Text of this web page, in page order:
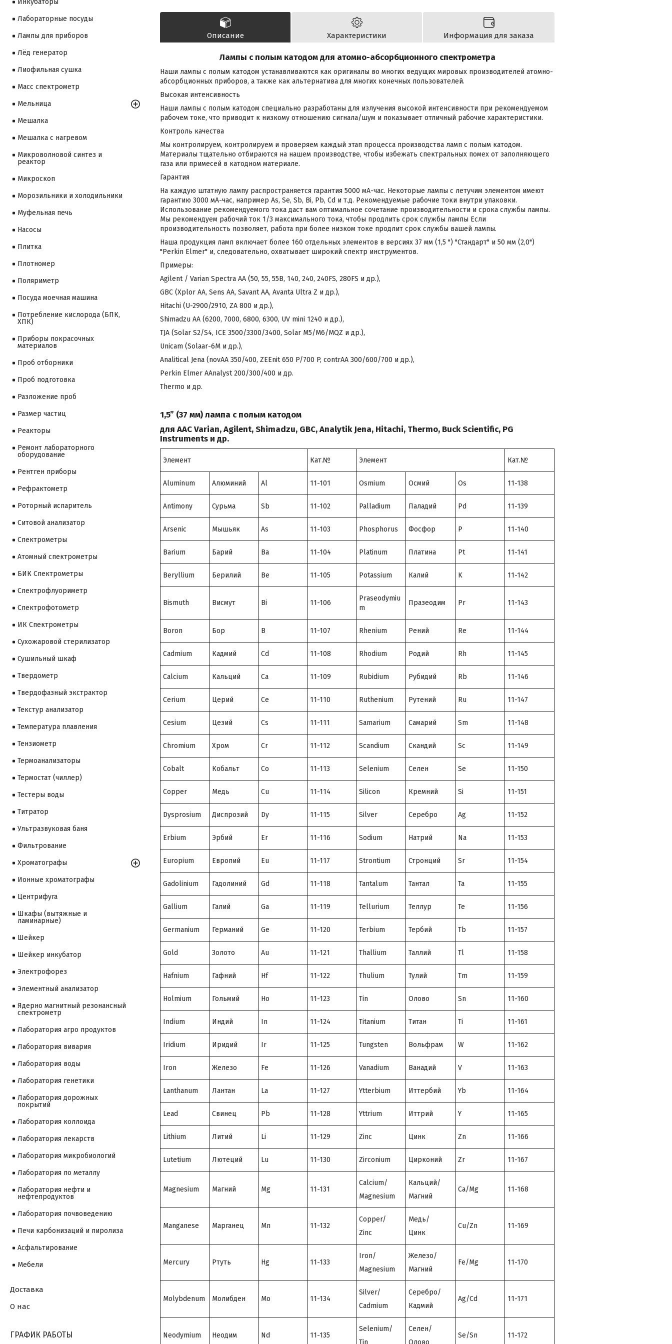
Описание Характеристики Информация для заказа
Лампы с полым катодом для атомно-абсорбционного спектрометра
Наши лампы с полым катодом устанавливаются как оригиналы во многих ведущих мировых производителей атомно-
абсорбционных приборов, а также как альтернатива для многих конечных пользователей.
Высокая интенсивность
Наши лампы с полым катодом специально разработаны для излучения высокой интенсивности при рекомендуемом
рабочем токе, что приводит к низкому отношению сигнала/шум и показывает отличный рабочие характеристики.
Контроль качества
Мы контролируем, контролируем и проверяем каждый этап процесса производства ламп с полым катодом.
Материалы тщательно отбираются на нашем производстве, чтобы избежать спектральных помех от заполняющего
газа или примесей в катодном материале.
Гарантия
На каждую штатную лампу распространяется гарантия 5000 мА-час. Некоторые лампы с летучим элементом имеют
гарантию 3000 мА-час, например As, Se, Sb, Bi, Pb, Cd и т.д. Рекомендуемые рабочие токи внутри упаковки.
Использование рекомендуемого тока даст вам оптимальное сочетание производительности и срока службы лампы.
Мы рекомендуем рабочий ток 1/3 максимального тока, чтобы продлить срок службы лампы Если
производительность позволяет, работа при более низком токе продлит срок службы вашей лампы.
Наша продукция ламп включает более 160 отдельных элементов в версиях 37 мм (1,5 ") "Стандарт" и 50 мм (2,0")
"Perkin Elmer" и, следовательно, охватывает широкий спектр инструментов.
Примеры:
Agilent / Varian Spectra AA (50, 55, 55B, 140, 240, 240FS, 280FS и др.),
GBC (Xplor AA, Sens AA, Savant AA, Avanta Ultra Z и др.),
Hitachi (U-2900/2910, ZA 800 и др.),
Shimadzu AA (6200, 7000, 6800, 6300, UV mini 1240 и др.),
TJA (Solar S2/S4, ICE 3500/3300/3400, Solar M5/M6/MQZ и др.),
Unicam (Solaar-6М и др.),
Analitical Jena (novAA 350/400, ZEEnit 650 P/700 P, contrAA 300/600/700 и др.),
Perkin Elmer AAnalyst 200/300/400 и др.
Thermo и др.
1,5” (37 мм) лампа с полым катодом
для ААС Varian, Agilent, Shimadzu, GBC, Analytik Jena, Hitachi, Thermo, Buck Scientific, PG
Instruments и др.
Элемент Кат.№ Элемент Кат.№
Aluminum Алюминий Al 11-101 Osmium Осмий Os 11-138
Antimony Сурьма Sb 11-102 Palladium Паладий Pd 11-139
Arsenic Мышьяк As 11-103 Phosphorus Фосфор P 11-140
Barium Барий Ba 11-104 Platinum Платина Pt 11-141
Beryllium Берилий Be 11-105 Potassium Калий K 11-142
Bismuth Висмут Bi 11-106
Praseodymiu
m
Празеодим Pr 11-143
Boron Бор B 11-107 Rhenium Рений Re 11-144
Cadmium Кадмий Cd 11-108 Rhodium Родий Rh 11-145
Calcium Кальций Ca 11-109 Rubidium Рубидий Rb 11-146
Cerium Церий Ce 11-110 Ruthenium Рутений Ru 11-147
Cesium Цезий Cs 11-111 Samarium Самарий Sm 11-148
Chromium Хром Cr 11-112 Scandium Скандий Sc 11-149
Cobalt Кобальт Co 11-113 Selenium Селен Se 11-150
Copper Медь Cu 11-114 Silicon Кремний Si 11-151
Dysprosium Диспрозий Dy 11-115 Silver Серебро Ag 11-152
Erbium Эрбий Er 11-116 Sodium Натрий Na 11-153
Europium Европий Eu 11-117 Strontium Стронций Sr 11-154
Gadolinium Гадолиний Gd 11-118 Tantalum Тантал Ta 11-155
Gallium Галий Ga 11-119 Tellurium Теллур Te 11-156
Germanium Германий Ge 11-120 Terbium Тербий Tb 11-157
Gold Золото Au 11-121 Thallium Таллий Tl 11-158
Hafnium Гафний Hf 11-122 Thulium Тулий Tm 11-159
Holmium Гольмий Ho 11-123 Tin Олово Sn 11-160
Indium Индий In 11-124 Titanium Титан Ti 11-161
Iridium Иридий Ir 11-125 Tungsten Вольфрам W 11-162
Iron Железо Fe 11-126 Vanadium Ванадий V 11-163
Lanthanum Лантан La 11-127 Ytterbium Иттербий Yb 11-164
Lead Свинец Pb 11-128 Yttrium Иттрий Y 11-165
Lithium Литий Li 11-129 Zinc Цинк Zn 11-166
Lutetium Лютеций Lu 11-130 Zirconium Цирконий Zr 11-167
Magnesium Магний Mg 11-131
Calcium/
Magnesium
Кальций/
Магний
Ca/Mg 11-168
Manganese Марганец Mn 11-132
Copper/
Zinc
Медь/
Цинк
Cu/Zn 11-169
Mercury Ртуть Hg 11-133
Iron/
Magnesium
Железо/
Магний
Fe/Mg 11-170
Molybdenum Молибден Mo 11-134
Silver/
Cadmium
Серебро/
Кадмий
Ag/Cd 11-171
Neodymium Неодим Nd 11-135
Selenium/
Tin
Селен/
Олово
Se/Sn 11-172
Инкубаторы
Лабораторные посуды
Лампы для приборов
Лёд генератор
Лиофильная сушка
Масс спектрометр
Мельница
Мешалка
Мешалка с нагревом
Микроволновой синтез и
реактор
Микроскоп
Морозильники и холодильники
Муфельная печь
Насосы
Плитка
Плотномер
Поляриметр
Посуда моечная машина
Потребление кислорода (БПК,
ХПК)
Приборы покрасочных
материалов
Проб отборники
Проб подготовка
Разложение проб
Размер частиц
Реакторы
Ремонт лабораторного
оборудование
Рентген приборы
Рефрактометр
Роторный испаритель
Ситовой анализатор
Cпектрометры
Атомный спектрометры
БИК Спектрометры
Спектрофлуориметр
Спектрофотометр
ИК Спектрометры
Сухожаровой стерилизатор
Сушильный шкаф
Твердометр
Твердофазный экстрактор
Текстур анализатор
Температура плавления
Тензиометр
Термоанализаторы
Термостат (чиллер)
Тестеры воды
Титратор
Ультразвуковая баня
Фильтрование
Хроматографы
Ионные хроматографы
Центрифуга
Шкафы (вытяжные и
ламинарные)
Шейкер
Шейкер инкубатор
Электрофорез
Элементный анализатор
Ядерно магнитный резонансный
спектрометр
Лаборатория агро продуктов
Лаборатория вивария
Лаборатория воды
Лаборатория генетики
Лаборатория дорожных
покрытий
Лаборатория коллоида
Лаборатория лекарств
Лаборатория микробиологий
Лаборатория по металлу
Лаборатория нефти и
нефтепродуктов
Лаборатория почвоведению
Печи карбонизаций и пиролиза
Асфальтирование
Мебели
Доставка
О нас
ГРАФИК РАБОТЫ